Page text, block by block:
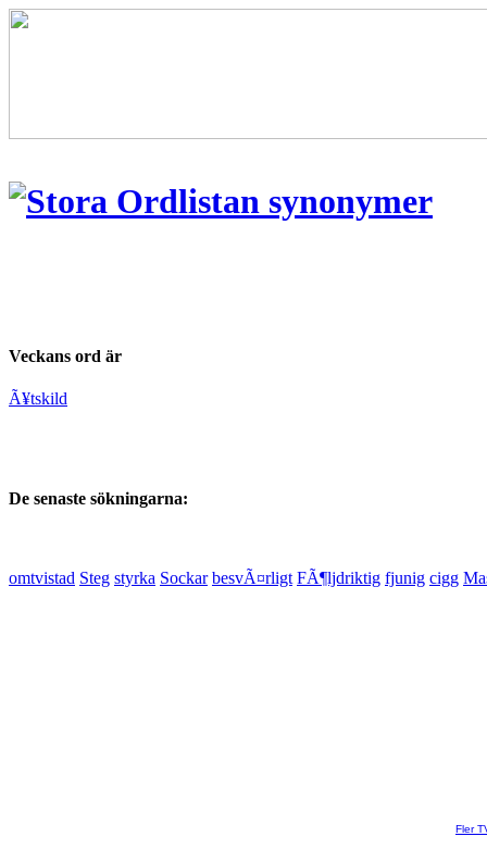
Veckans ord är
Ã¥tskild
De senaste sökningarna:
omtvistad Steg styrka Sockar besvÃ¤rligt FÃ¶ljdriktig fjunig cigg
Fler